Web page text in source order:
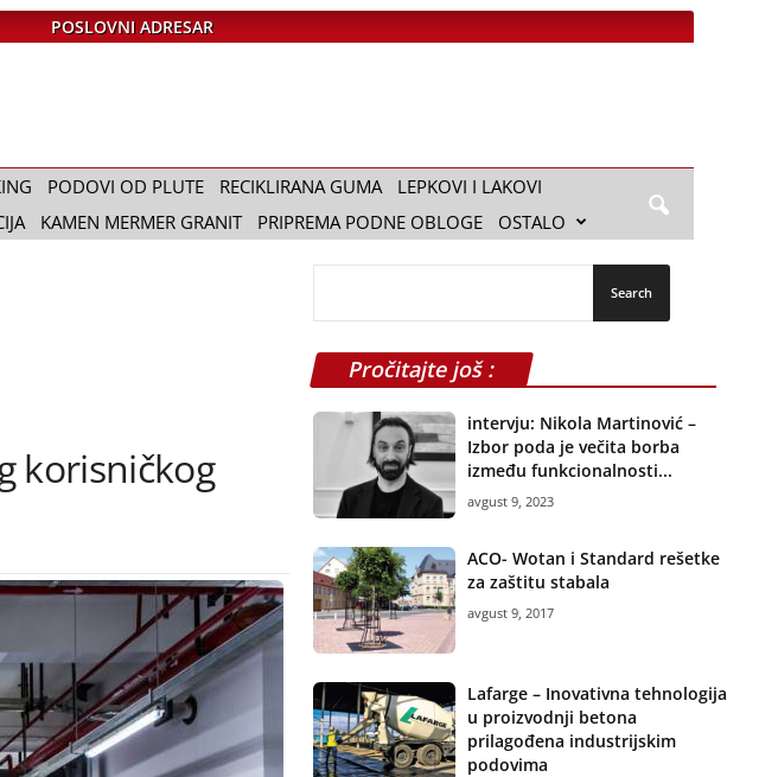
POSLOVNI ADRESAR
PODOVI OD PLUTE RECIKLIRANA GUMA
LEPKOVI I LAKOVI
KAMEN MERMER GRANIT PRIPREMA PODNE OBLOGE OSTALO
korisničkog
Pročitajte još :
intervju: Nikola Martinović –
Izbor poda je večita borba
između funkcionalnosti...
avgust 9, 2023
ACO- Wotan i Standard rešetke
za zaštitu stabala
avgust 9, 2017
Lafarge – Inovativna tehnologija
u proizvodnji betona
prilagođena industrijskim
podovima